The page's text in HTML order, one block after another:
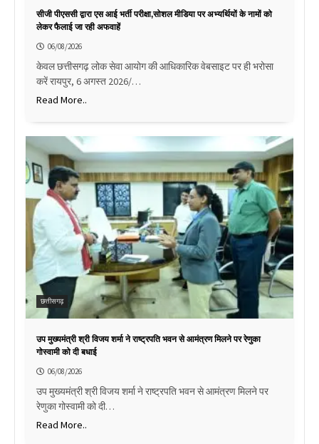
सीजी पीएससी द्वारा एस आई भर्ती परीक्षा,सोशल मीडिया पर अभ्यर्थियों के नामों को
लेकर फैलाई जा रही अफवाहें
06/08/2026
केवल छत्तीसगढ़ लोक सेवा आयोग की आधिकारिक वेबसाइट पर ही भरोसा
करें रायपुर, 6 अगस्त 2026/…
Read More..
छत्तीसगढ़
उप मुख्यमंत्री श्री विजय शर्मा ने राष्ट्रपति भवन से आमंत्रण मिलने पर रेणुका
गोस्वामी को दी बधाई
06/08/2026
उप मुख्यमंत्री श्री विजय शर्मा ने राष्ट्रपति भवन से आमंत्रण मिलने पर
रेणुका गोस्वामी को दी…
Read More..